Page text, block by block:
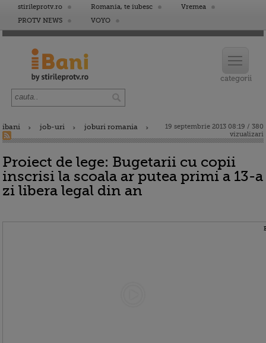
stirileprotv.ro Romania, te iubesc
Vremea
PROTV NEWS
VOYO
ibani job-uri joburi romania
19 septembrie 2013 08:19 / 380
vizualizari
Proiect de lege: Bugetarii cu copii
inscrisi la scoala ar putea primi a 13-a
zi libera legal din an